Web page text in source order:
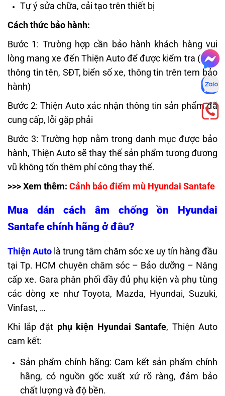
Tự ý sửa chữa, cải tạo trên thiết bị
Cách thức bảo hành:
Bước 1: Trường hợp cần bảo hành khách hàng vui
lòng mang xe đến Thiện Auto để được kiểm tra ( đọc
thông tin tên, SĐT, biển số xe, thông tin trên tem bảo
hành)
Bước 2: Thiện Auto xác nhận thông tin sản phẩm đã
cung cấp, lỗi gặp phải
Bước 3: Trường hợp nằm trong danh mục được bảo
hành, Thiện Auto sẽ thay thế sản phẩm tương đương
vũ không tốn thêm phí công thay thế.
>>> Xem thêm: Cảnh báo điểm mù Hyundai Santafe
Mua dán cách âm chống ồn Hyundai
Santafe chính hãng ở đâu?
Thiện Auto là trung tâm chăm sóc xe uy tín hàng đầu
tại Tp. HCM chuyên chăm sóc – Bảo dưỡng – Nâng
cấp xe. Gara phân phối đầy đủ phụ kiện và phụ tùng
các dòng xe như Toyota, Mazda, Hyundai, Suzuki,
Vinfast, …
Khi lắp đặt phụ kiện Hyundai Santafe, Thiện Auto
cam kết:
Sản phẩm chính hãng: Cam kết sản phẩm chính
hãng, có nguồn gốc xuất xứ rõ ràng, đảm bảo
chất lượng và độ bền.